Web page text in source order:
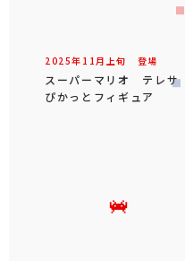
2025年 11 月 上旬 登場
スーパーマリオ テレサ
ぴかっとフィギュア